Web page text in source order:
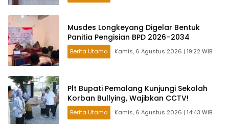
Musdes Longkeyang Digelar Bentuk
Panitia Pengisian BPD 2026–2034
Berita Utama Kamis, 6 Agustus 2026 | 19:22 WIB
Plt Bupati Pemalang Kunjungi Sekolah
Korban Bullying, Wajibkan CCTV!
Berita Utama Kamis, 6 Agustus 2026 | 14:43 WIB